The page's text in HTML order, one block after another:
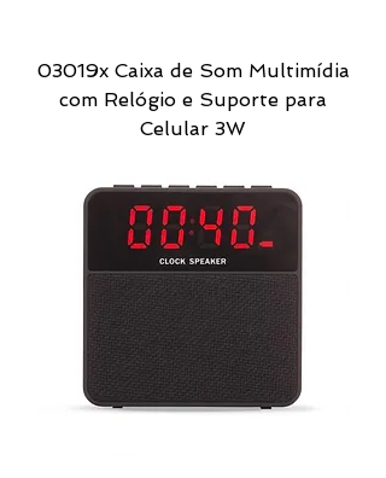
03019x Caixa de Som Multimídia
com Relógio e Suporte para
Celular 3W